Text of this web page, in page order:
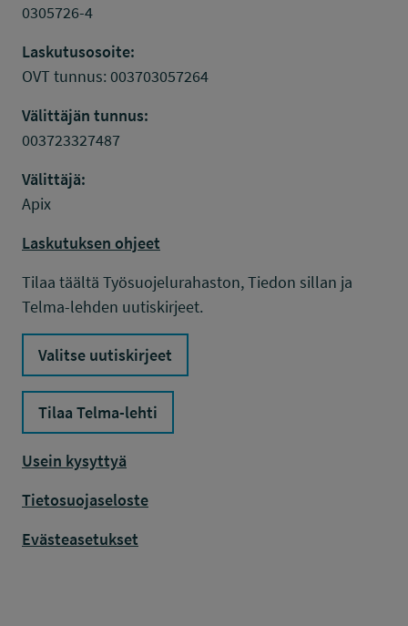
0305726-4
Laskutusosoite:
OVT tunnus: 003703057264
Välittäjän tunnus:
003723327487
Välittäjä:
Apix
Laskutuksen ohjeet
Tilaa täältä Työsuojelurahaston, Tiedon sillan ja
Telma-lehden uutiskirjeet.
Valitse uutiskirjeet
Tilaa Telma-lehti
Usein kysyttyä
Tietosuojaseloste
Evästeasetukset